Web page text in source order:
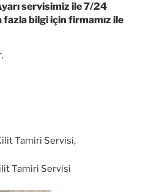
servisimiz ile 7/24
bilgi için firmamız ile
Tamiri Servisi,
Tamiri Servisi